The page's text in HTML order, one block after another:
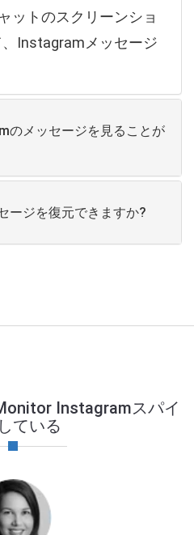
ットのスクリーンショ
Instagramメッセージ
のメッセージを見ることが
ージを復元できますか?
Instagramスパイ
ている